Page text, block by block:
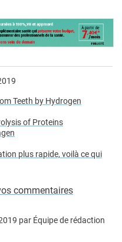
Teeth by Hydrogen
of Proteins
plus rapide, voilà ce qui
commentaires
par Équipe de rédaction